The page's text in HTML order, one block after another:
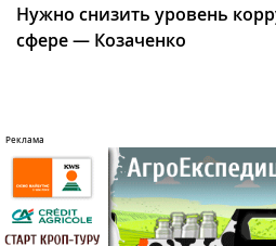
Нужно снизить уровень
сфере — Козаченко